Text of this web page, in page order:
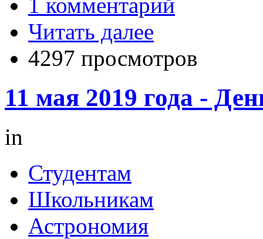
Читать далее
4297 просмотров
11 мая 2019 года -
in
Студентам
Школьникам
Астрономия